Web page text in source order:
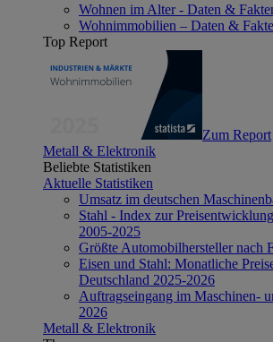
Wohnen im Alter - Daten &
Wohnimmobilien – Daten &
Top Report
Zum Report
Metall & Elektronik
Beliebte Statistiken
Aktuelle Statistiken
Umsatz im deutschen
Stahl - Index zur
2005-2025
Größte Automobilhersteller nach
Eisen und Stahl: Monatliche
Deutschland 2025-2026
Auftragseingang im Maschinen-
2026
Metall & Elektronik